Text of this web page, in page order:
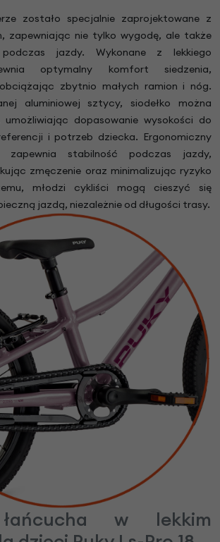
zostało specjalnie zaprojektowane z
zapewniając nie tylko wygodę, ale także
podczas jazdy. Wykonane z lekkiego
optymalny komfort siedzenia,
zbytnio małych ramion i nóg.
aluminiowej sztycy, siodełko można
umożliwiając dopasowanie wysokości do
i potrzeb dziecka. Ergonomiczny
zapewnia stabilność podczas jazdy,
zmęczenie oraz minimalizując ryzyko
młodzi cykliści mogą cieszyć się
jazdą, niezależnie od długości trasy.
w lekkim